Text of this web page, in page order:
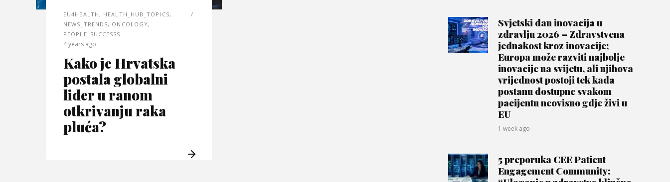
EU4HEALTH , HEALTH_HUB_TOPICS,
NEWS_TRENDS, ONCOLOGY,
PEOPLE_SUCCESSS
4 years ago
Kako je Hrvatska
postala globalni
lider u ranom
otkrivanju raka
pluća?
Svjetski dan inovacija u
zdravlju 2026 – Zdravstvena
jednakost kroz inovacije;
Europa može razviti najbolje
inovacije na svijetu, ali njihova
vrijednost postoji tek kada
postanu dostupne svakom
pacijentu neovisno gdje živi u
EU
1 week ago
5 preporuka CEE Patient
Engagement Community: